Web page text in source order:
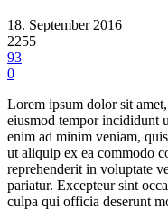
18. September 2016
2255
93
0
Lorem ipsum dolor sit
eiusmod tempor incididunt
enim ad minim veniam,
ut aliquip ex ea commodo
reprehenderit in voluptate
pariatur. Excepteur sint
culpa qui officia deserunt